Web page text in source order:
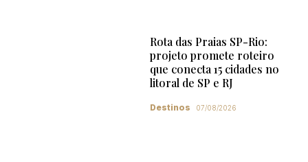
Rota das Praias SP-Rio:
projeto promete roteiro
que conecta 15 cidades no
litoral de SP e RJ
Destinos 07/08/2026